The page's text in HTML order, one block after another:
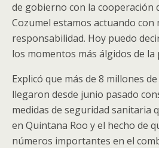
de gobierno con la cooperación
Cozumel estamos actuando con
responsabilidad. Hoy puedo
los momentos más álgidos de la
Explicó que más de 8 millones
llegaron desde junio pasado
medidas de seguridad sanitaria
en Quintana Roo y el hecho de
números importantes en el